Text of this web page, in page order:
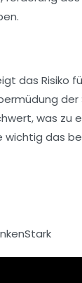
das Risiko
der
was zu
das